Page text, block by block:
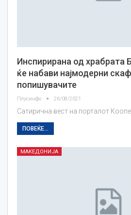
Инспирирана од храбрата
ќе набави најмодерни
попишувачите
Плусинфо 26/08/2021
Сатирична вест на порталот
ПОВЕЌЕ...
МАКЕДОНИЈА